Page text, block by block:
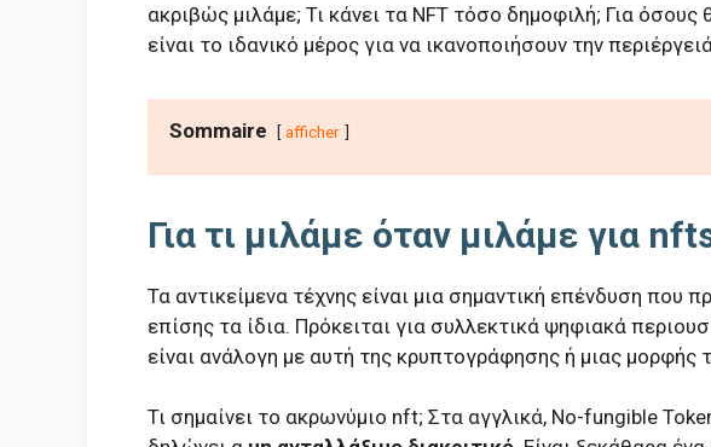
ακριβώς μιλάμε; Τι κάνει τα NFT τόσο δημοφιλή; Για όσους
είναι το ιδανικό μέρος για να ικανοποιήσουν την
Sommaire afficher
Για τι μιλάμε όταν μιλάμε για
Τα αντικείμενα τέχνης είναι μια σημαντική επένδυση που
επίσης τα ίδια. Πρόκειται για συλλεκτικά ψηφιακά
είναι ανάλογη με αυτή της κρυπτογράφησης ή μιας μορφής
Τι σημαίνει το ακρωνύμιο nft; Στα αγγλικά, No-fungible